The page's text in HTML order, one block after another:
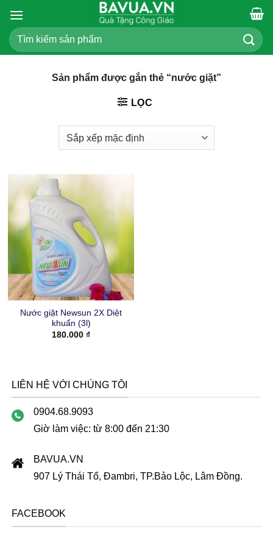
đến
nội
dung
Tìm
kiếm:
Sản phẩm được gắn thẻ “nước giặt”
LỌC
Nước giặt Newsun 2X Diệt
khuẩn (3l)
180.000 ₫
LIÊN HỆ VỚI CHÚNG TÔI
0904.68.9093
Giờ làm việc: từ 8:00 đến 21:30
BAVUA.VN
907 Lý Thái Tổ, Đambri, TP.Bảo Lộc, Lâm Đồng.
FACEBOOK